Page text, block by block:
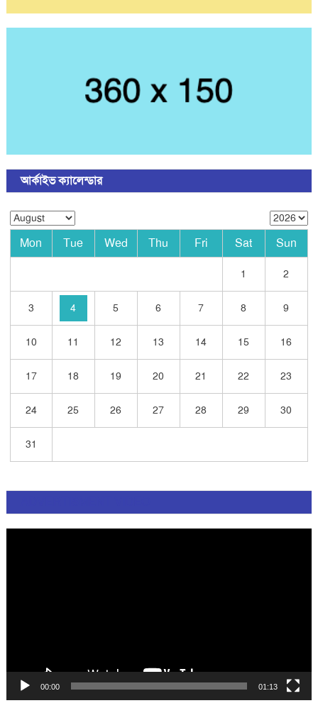
আর্কাইভ ক্যালেন্ডার
Mon Tue Wed Thu Fri Sat Sun
1 2
3 4 5 6 7 8 9
10 11 12 13 14 15 16
17 18 19 20 21 22 23
24 25 26 27 28 29 30
31
00:00 01:13